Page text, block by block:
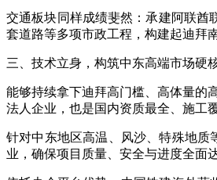
交通板块同样成绩斐然：承建阿联酋
套道路等多项市政工程，构建起迪拜
三、技术立身，构筑中东高端市场硬
能够持续拿下迪拜高门槛、高体量的
法人企业，也是国内资质最全、施工
针对中东地区高温、风沙、特殊地质
业，确保项目质量、安全与进度全面达